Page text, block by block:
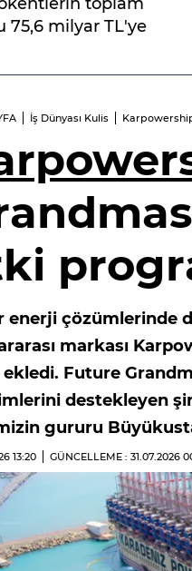
75,6 milyar TL'ye
İş Dünyası Kulis
enerji çözümlerinde
markası
ekledi. Future
destekleyen
gururu
13:20 GÜNCELLEME : 31.07.2026